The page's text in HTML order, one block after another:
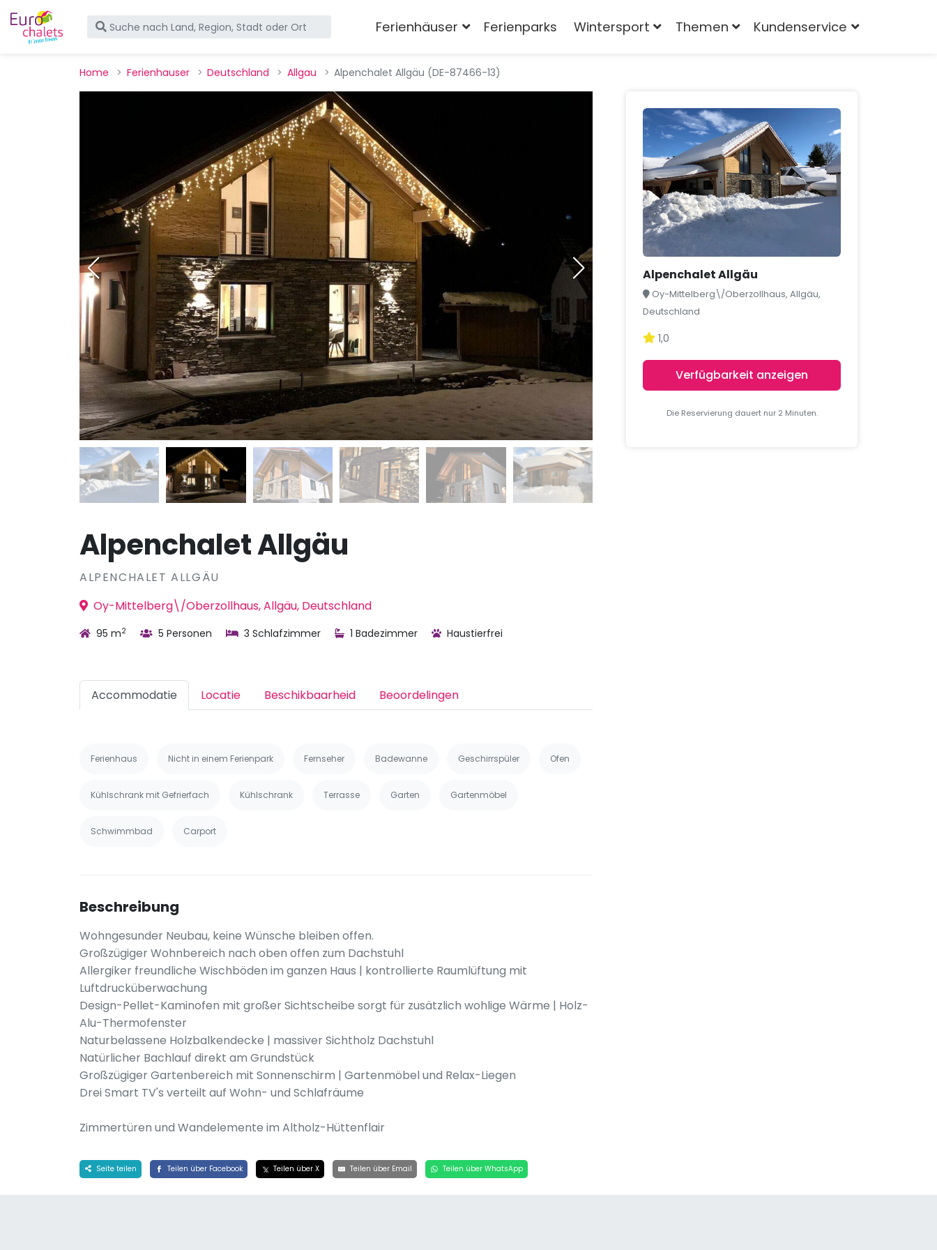
Ferienhäuser Ferienparks Wintersport Themen Kundenservice
Home Ferienhauser Deutschland Allgau Alpenchalet Allgäu (DE-87466-13)
Alpenchalet Allgäu
ALPENCHALET ALLGÄU
Oy-Mittelberg\/Oberzollhaus, Allgäu, Deutschland
95 m2 5 Personen 3 Schlafzimmer 1 Badezimmer Haustierfrei
Accommodatie Locatie Beschikbaarheid Beoordelingen
Ferienhaus Nicht in einem Ferienpark Fernseher Badewanne Geschirrspüler Ofen
Kühlschrank mit Gefrierfach Kühlschrank Terrasse Garten Gartenmöbel
Schwimmbad Carport
Beschreibung
Wohngesunder Neubau, keine Wünsche bleiben offen.
Großzügiger Wohnbereich nach oben offen zum Dachstuhl
Allergiker freundliche Wischböden im ganzen Haus | kontrollierte Raumlüftung mit
Luftdrucküberwachung
Design-Pellet-Kaminofen mit großer Sichtscheibe sorgt für zusätzlich wohlige Wärme | Holz-
Alu-Thermofenster
Naturbelassene Holzbalkendecke | massiver Sichtholz Dachstuhl
Natürlicher Bachlauf direkt am Grundstück
Großzügiger Gartenbereich mit Sonnenschirm | Gartenmöbel und Relax-Liegen
Drei Smart TV's verteilt auf Wohn- und Schlafräume
Zimmertüren und Wandelemente im Altholz-Hüttenflair
Seite teilen Teilen über Facebook Teilen über X Teilen über Email Teilen über WhatsApp
Alpenchalet Allgäu
Oy-Mittelberg\/Oberzollhaus, Allgäu,
Deutschland
1,0
Verfügbarkeit anzeigen
Die Reservierung dauert nur 2 Minuten.